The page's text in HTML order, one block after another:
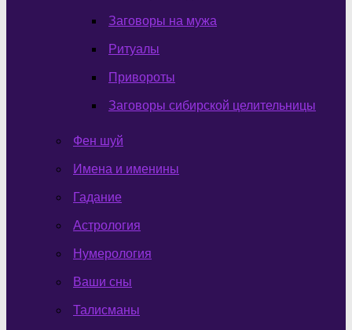
Заговоры на мужа
Ритуалы
Привороты
Заговоры сибирской целительницы
Фен шуй
Имена и именины
Гадание
Астрология
Нумерология
Ваши сны
Талисманы